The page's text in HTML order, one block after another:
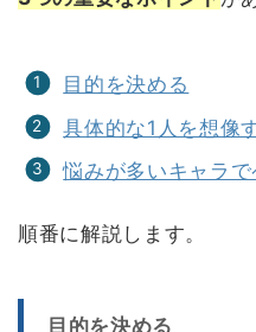
目的を決める
具体的な1人を想像
悩みが多いキャラ
順番に解説します。
目的を決める